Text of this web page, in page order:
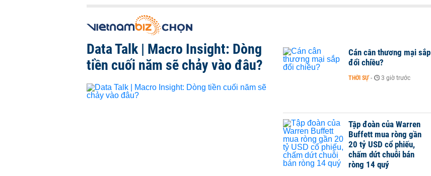
Data Talk | Macro Insight: Dòng
tiền cuối năm sẽ chảy vào đâu?
Cán cân thương mại sắp
đổi chiều?
THỜI SỰ - 3 giờ trước
Tập đoàn của Warren
Buffett mua ròng gần
20 tỷ USD cổ phiếu,
chấm dứt chuỗi bán
ròng 14 quý